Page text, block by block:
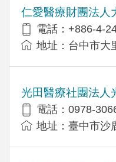
仁愛醫療財團法人
電話：+886-4-
地址：台中市大
光田醫療社團法人
電話：0978-
地址：臺中市沙